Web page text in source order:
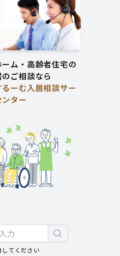
ム・高齢者住宅の
ご相談なら
ーむ入居相談サー
ター
てください